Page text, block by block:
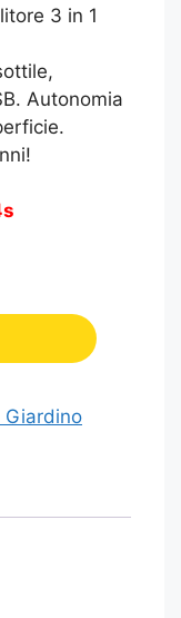
3 in 1
Autonomia
Giardino